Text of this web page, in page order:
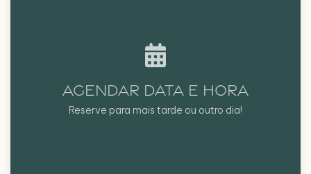
AGENDAR DATA E HORA
Reserve para mais tarde ou outro dia!